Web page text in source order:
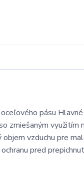
pásu
zmiešaným
vzduchu pre
pred